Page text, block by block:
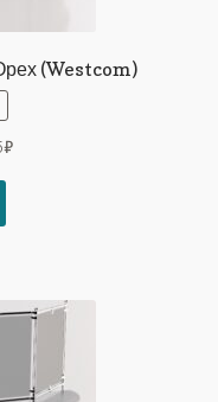
(Westcom)
₽Текущая